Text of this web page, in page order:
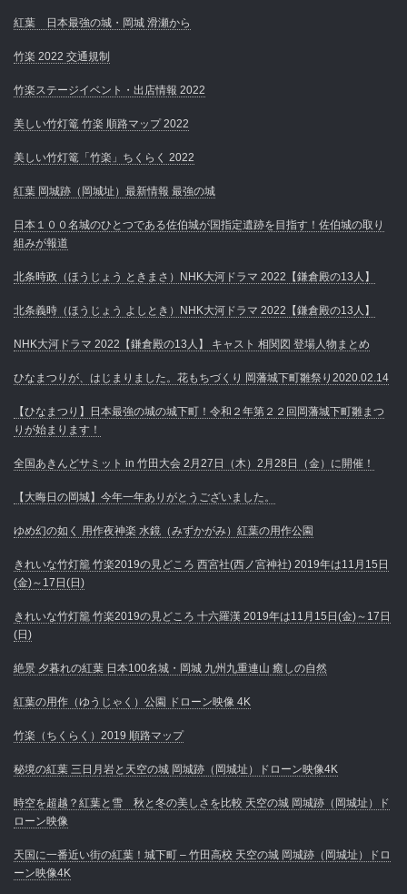
紅葉 日本最強の城・岡城 滑瀬から
竹楽 2022 交通規制
竹楽ステージイベント・出店情報 2022
美しい竹灯篭 竹楽 順路マップ 2022
美しい竹灯篭「竹楽」ちくらく 2022
紅葉 岡城跡（岡城址）最新情報 最強の城
日本１００名城のひとつである佐伯城が国指定遺跡を目指す！佐伯城の取り
組みが報道
北条時政（ほうじょう ときまさ）NHK大河ドラマ 2022【鎌倉殿の13人】
北条義時（ほうじょう よしとき）NHK大河ドラマ 2022【鎌倉殿の13人】
NHK大河ドラマ 2022【鎌倉殿の13人】 キャスト 相関図 登場人物まとめ
ひなまつりが、はじまりました。花もちづくり 岡藩城下町雛祭り2020.02.14
【ひなまつり】日本最強の城の城下町！令和２年第２２回岡藩城下町雛まつ
りが始まります！
全国あきんどサミット in 竹田大会 2月27日（木）2月28日（金）に開催！
【大晦日の岡城】今年一年ありがとうございました。
ゆめ幻の如く 用作夜神楽 水鏡（みずかがみ）紅葉の用作公園
きれいな竹灯籠 竹楽2019の見どころ 西宮社(西ノ宮神社) 2019年は11月15日
(金)～17日(日)
きれいな竹灯籠 竹楽2019の見どころ 十六羅漢 2019年は11月15日(金)～17日
(日)
絶景 夕暮れの紅葉 日本100名城・岡城 九州九重連山 癒しの自然
紅葉の用作（ゆうじゃく）公園 ドローン映像 4K
竹楽（ちくらく）2019 順路マップ
秘境の紅葉 三日月岩と天空の城 岡城跡（岡城址）ドローン映像4K
時空を超越？紅葉と雪 秋と冬の美しさを比較 天空の城 岡城跡（岡城址）ド
ローン映像
天国に一番近い街の紅葉！城下町 – 竹田高校 天空の城 岡城跡（岡城址）ドロ
ーン映像4K